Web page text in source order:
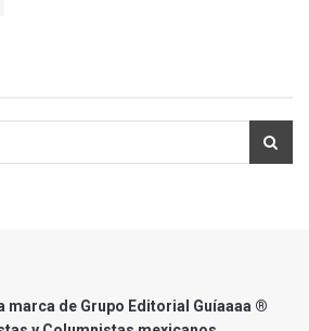
marca de Grupo Editorial Guíaaaa ®